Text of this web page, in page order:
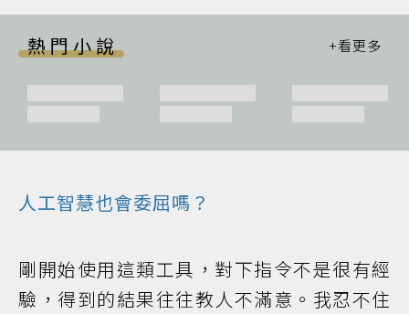
熱門小說
人工智慧也會委屈嗎？
剛開始使用這類工具，對下指令不是很有經
驗，得到的結果往往教人不滿意。我忍不住